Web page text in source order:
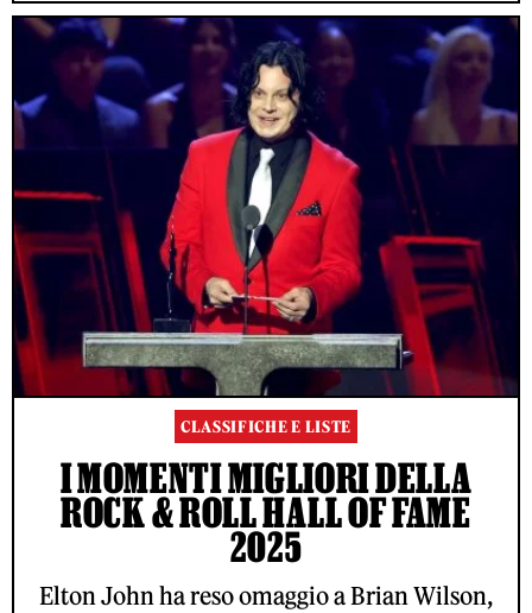
CLASSIFICHE E LISTE
I MOMENTI MIGLIORI DELLA
ROCK & ROLL HALL OF FAME
2025
Elton John ha reso omaggio a Brian Wilson,